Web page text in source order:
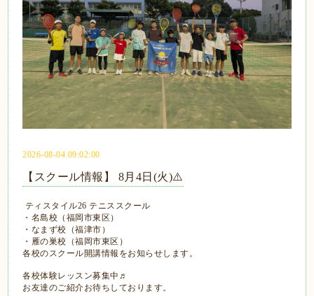
2026-08-04 09:02:00
【スクール情報】 8月4日(火)⚠️
ティスタイル26 テニススクール
・名島校（福岡市東区）
・なまず校（福津市）
・雁の巣校（福岡市東区）
各校のスクール開講情報をお知らせします。
各校体験レッスン募集中♬
お友達のご紹介お待ちしております。